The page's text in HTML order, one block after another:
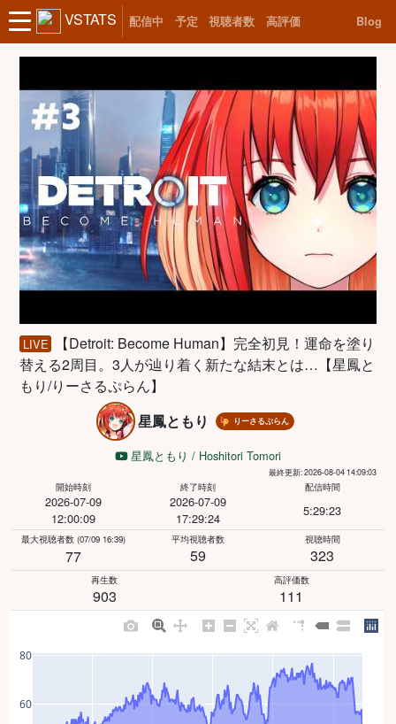
VSTATS 配信中 予定 視聴者数 高評価 Blog
LIVE
【Detroit: Become Human】完全初見！運命を塗り
替える2周目。3人が辿り着く新たな結末とは…【星鳳と
もり/りーさるぷらん】
星鳳ともり
りーさるぷらん
星鳳ともり / Hoshitori Tomori
最終更新: 2026-08-04 14:09:03
開始時刻
2026-07-09
12:00:09
終了時刻
2026-07-09
17:29:24
配信時間
5:29:23
最大視聴者数 (07/09 16:39)
77
平均視聴者数
59
視聴時間
323
再生数
903
高評価数
111
60
80